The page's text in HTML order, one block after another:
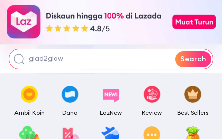
top up dana
tumbler
glad2glow Search
Ambil Koin Dana LazNew Review Best Sellers